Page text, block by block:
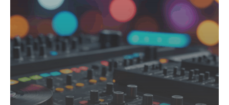
16 juin 2026